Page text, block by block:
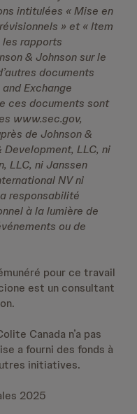
intitulées « Mise en
» et « Item
les rapports
& Johnson sur le
documents
Exchange
ces documents sont
www.sec.gov,
de Johnson &
Development, LLC, ni
LLC, ni Janssen
NV ni
responsabilité
à la lumière de
ou de
pour ce travail
est un consultant
Canada n’a pas
a fourni des fonds à
initiatives.
2025